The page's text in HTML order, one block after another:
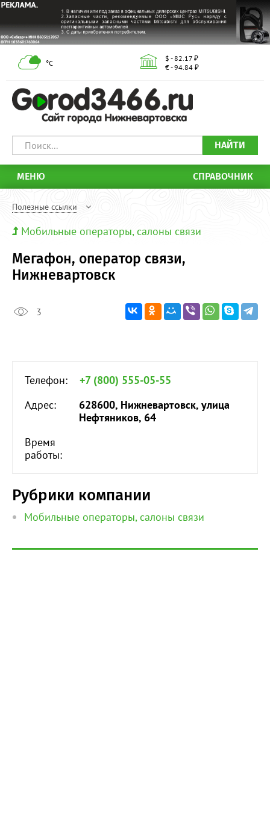
°С
$ - 82.17 ₽
€ - 94.84 ₽
НАЙТИ
МЕНЮ СПРАВОЧНИК
Полезные ссылки
Мобильные операторы, салоны связи
Мегафон, оператор связи,
Нижневартовск
3
Телефон:
+7 (800) 555-05-55
Адрес:
628600, Нижневартовск, улица
Нефтяников, 64
Время
работы:
Рубрики компании
Мобильные операторы, салоны связи